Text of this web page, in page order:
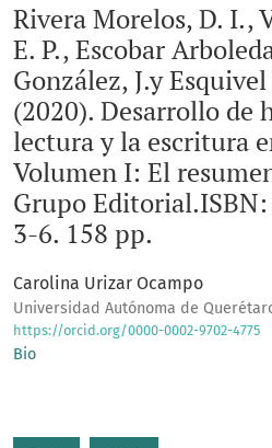
Rivera Morelos, D. I.,
E. P., Escobar
González, J.y
(2020). Desarrollo de
lectura y la escritura
Volumen I: El
Grupo
3-6. 158 pp.
Carolina Urizar Ocampo
Universidad Autónoma de
https://orcid.org/0000-0002-9702-4775
Bio